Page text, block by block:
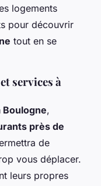
logements
pour découvrir
tout en se
services à
,
près de
de
vous déplacer.
leurs propres